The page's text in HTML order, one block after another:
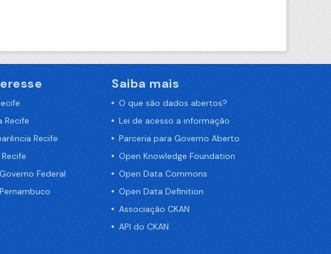
Recife
Recife
Federal
Saiba mais
O que são dados abertos?
Lei de acesso a informação
Parceria para Governo Aberto
Open Knowledge Foundation
Open Data Commons
Open Data Definition
Associação CKAN
API do CKAN